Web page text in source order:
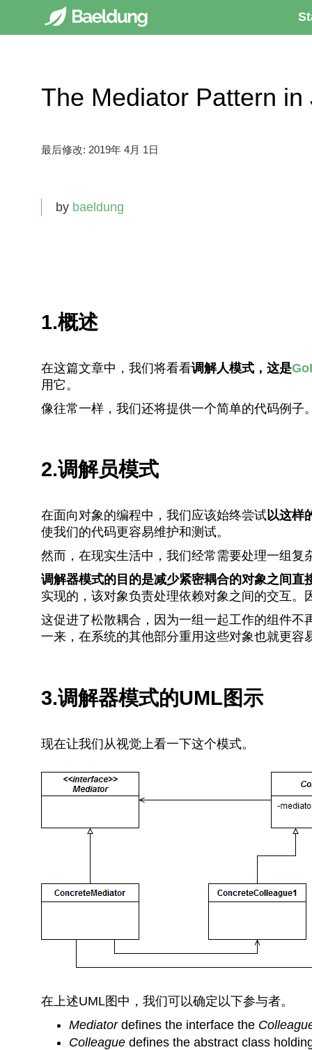
The Mediator Pattern
最后修改: 2019年 4月 1日
by baeldung
1.概述
在这篇文章中，我们将看看调解人模式，这是
用它。
像往常一样，我们还将提供一个简单的代码例子
2.调解员模式
在面向对象的编程中，我们应该始终尝试以这样
使我们的代码更容易维护和测试。
然而，在现实生活中，我们经常需要处理一组
调解器模式的目的是减少紧密耦合的对象之间直
实现的，该对象负责处理依赖对象之间的交互。
这促进了松散耦合，因为一组一起工作的组件
一来，在系统的其他部分重用这些对象也就更容
3.调解器模式的UML图示
现在让我们从视觉上看一下这个模式。
在上述UML图中，我们可以确定以下参与者。
Mediatordefines the interface the
Colleaguedefines the abstract class